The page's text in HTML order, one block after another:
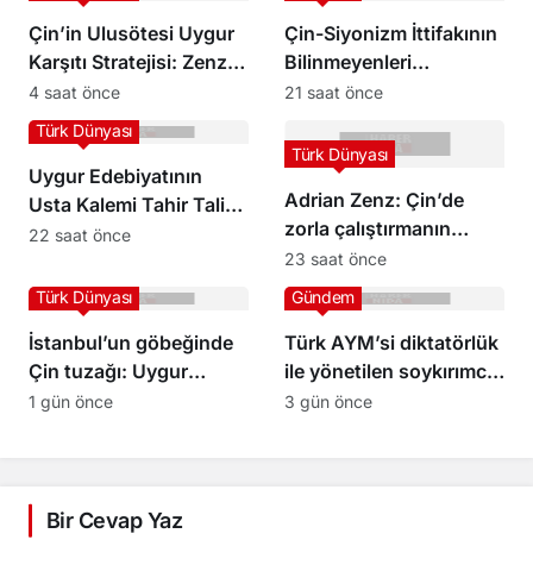
Çin’in Ulusötesi Uygur
Karşıtı Stratejisi: Zenz
ve Tohti’nin Yeni
Araştırması
4 saat önce
Çin-Siyonizm İttifakının
Bilinmeyenleri
Ankara’da Masaya
21 saat önce
Uygur Edebiyatının
Usta Kalemi Tahir Talip
80 Yaşında Kaşgar’da
Türk Dünyası
22 saat önce
Adrian Zenz: Çin’de
zorla çalıştırmanın
kapsamı hâlâ çok büyük
Türk Dünyası
23 saat önce
İstanbul’un göbeğinde
Çin tuzağı: Uygur
kardeşlerimizin
Türk Dünyası
1 gün önce
Türk AYM’si diktatörlük
ile yönetilen soykırımcı
Çin rejiminden nasıl bir
Gündem
3 gün önce
Bir Cevap Yaz